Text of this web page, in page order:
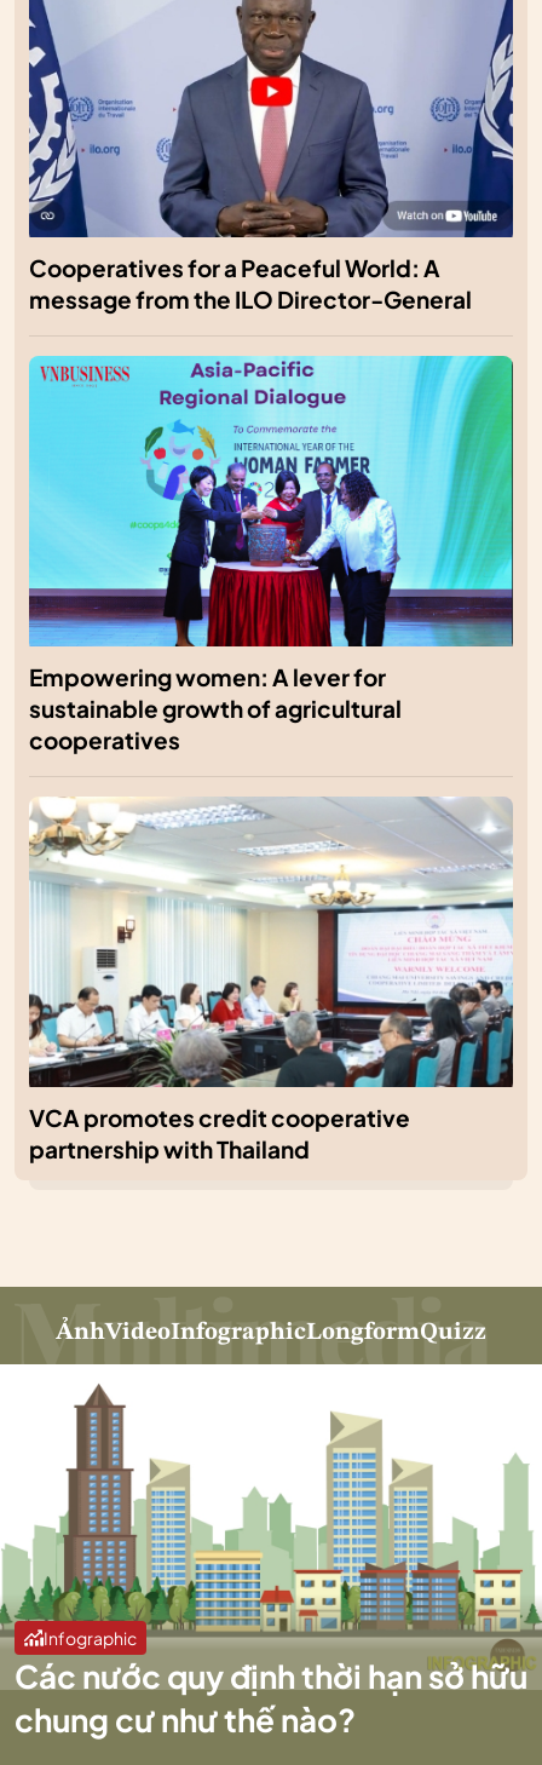
Cooperatives for a Peaceful World: A
message from the ILO Director-General
Empowering women: A lever for
sustainable growth of agricultural
cooperatives
VCA promotes credit cooperative
partnership with Thailand
ẢnhVideoInfographicLongformQuizz
Infographic
Các nước quy định thời hạn sở hữu
chung cư như thế nào?